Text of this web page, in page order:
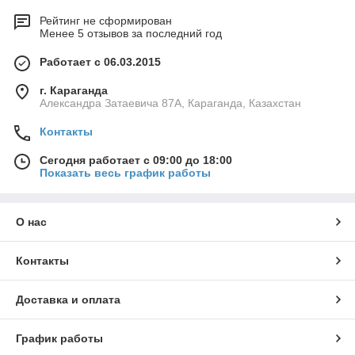
Рейтинг не сформирован
Менее 5 отзывов за последний год
Работает с 06.03.2015
г. Караганда
Александра Затаевича 87А, Караганда, Казахстан
Контакты
Сегодня работает с 09:00 до 18:00
Показать весь график работы
О нас
Контакты
Доставка и оплата
График работы